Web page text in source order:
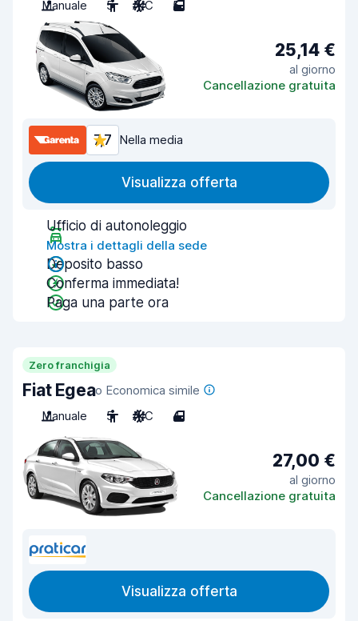
Manuale 5 A/C 5
25,14 €
al giorno
Cancellazione gratuita
7,7 Nella media
Visualizza offerta
Ufficio di autonoleggio
Mostra i dettagli della sede
Deposito basso
Conferma immediata!
Paga una parte ora
Zero franchigia
Fiat Egeao Economica simile
Manuale
5 A/C 4
27,00 €
al giorno
Cancellazione gratuita
Visualizza offerta